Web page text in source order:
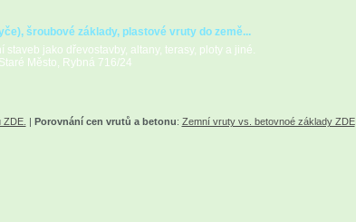
šroubové základy, plastové vruty do země...
jako dřevostavby, altany, terasy, ploty a jiné.
Město, Rybná 716/24
| Porovnání cen vrutů a betonu: Zemní vruty vs. betovnoé základy ZDE